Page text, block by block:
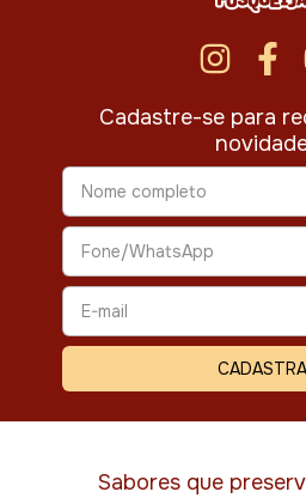
Cadastre-se para
Sabores que